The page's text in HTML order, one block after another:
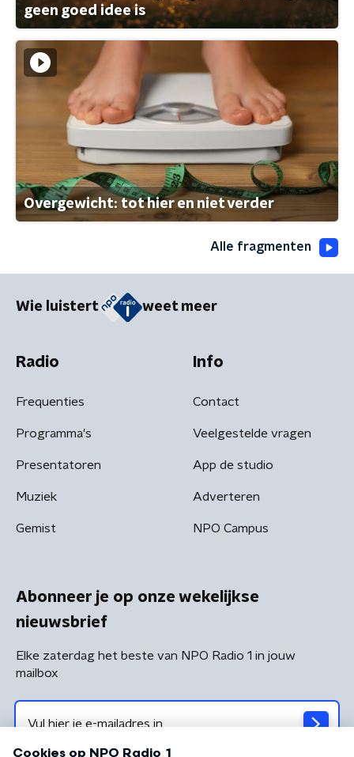
geen goed idee is
Overgewicht: tot hier en niet verder
Alle fragmenten
Wie luistert weet meer
Radio
Frequenties
Programma's
Presentatoren
Muziek
Gemist
Info
Contact
Veelgestelde vragen
App de studio
Adverteren
NPO Campus
Abonneer je op onze wekelijkse
nieuwsbrief
Elke zaterdag het beste van NPO Radio 1 in jouw
mailbox